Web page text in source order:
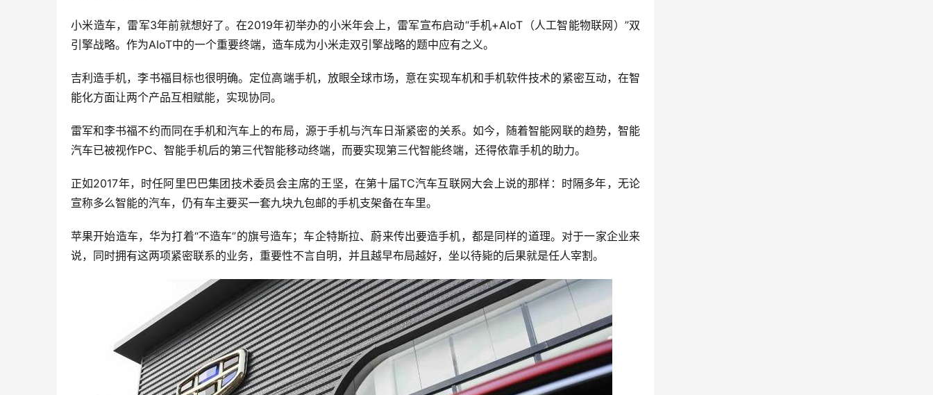
小米造车，雷军3年前就想好了。在2019年初举办的小米年会上，雷军宣布启动“手机+AIoT（人工智能物联网）”双
引擎战略。作为AIoT中的一个重要终端，造车成为小米走双引擎战略的题中应有之义。
吉利造手机，李书福目标也很明确。定位高端手机，放眼全球市场，意在实现车机和手机软件技术的紧密互动，在智
能化方面让两个产品互相赋能，实现协同。
雷军和李书福不约而同在手机和汽车上的布局，源于手机与汽车日渐紧密的关系。如今，随着智能网联的趋势，智能
汽车已被视作PC、智能手机后的第三代智能移动终端，而要实现第三代智能终端，还得依靠手机的助力。
正如2017年，时任阿里巴巴集团技术委员会主席的王坚，在第十届TC汽车互联网大会上说的那样：时隔多年，无论
宣称多么智能的汽车，仍有车主要买一套九块九包邮的手机支架备在车里。
苹果开始造车，华为打着“不造车”的旗号造车；车企特斯拉、蔚来传出要造手机，都是同样的道理。对于一家企业来
说，同时拥有这两项紧密联系的业务，重要性不言自明，并且越早布局越好，坐以待毙的后果就是任人宰割。